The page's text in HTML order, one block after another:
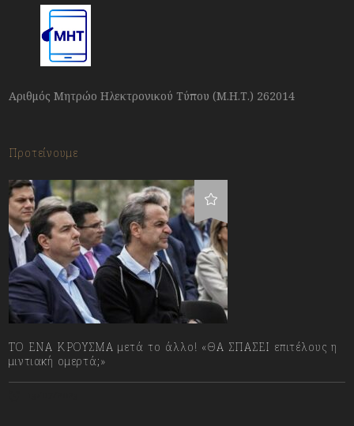
Αριθμός Μητρώο Ηλεκτρονικού Τύπου (Μ.Η.Τ.) 262014
Προτείνουμε
ΤΟ ΕΝΑ ΚΡΟΥΣΜΑ μετά το άλλο! «ΘΑ ΣΠΑΣΕΙ επιτέλους η
μιντιακή ομερτά;»